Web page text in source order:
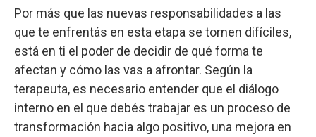
Por más que las nuevas responsabilidades a las
que te enfrentás en esta etapa se tornen difíciles,
está en ti el poder de decidir de qué forma te
afectan y cómo las vas a afrontar. Según la
terapeuta, es necesario entender que el diálogo
interno en el que debés trabajar es un proceso de
transformación hacia algo positivo, una mejora en